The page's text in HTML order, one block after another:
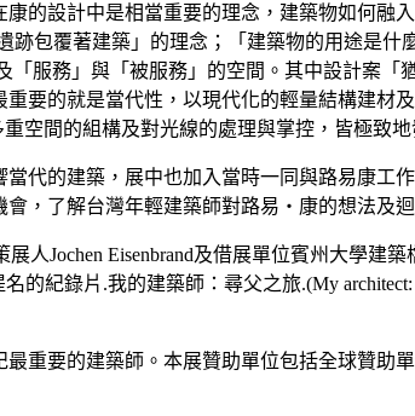
的設計中是相當重要的理念，建築物如何融
跡包覆著建築」的理念；「建築物的用途是
服務」與「被服務」的空間。其中設計案「
要的就是當代性，以現代化的輕量結構建材
空間的組構及對光線的處理與掌控，皆極致地
代的建築，展中也加入當時一同與路易康工
，了解台灣年輕建築師對路易‧康的想法及迴
人Jochen Eisenbrand及借展單位賓州大學建
紀錄片.我的建築師：尋父之旅.(My
重要的建築師。本展贊助單位包括全球贊助